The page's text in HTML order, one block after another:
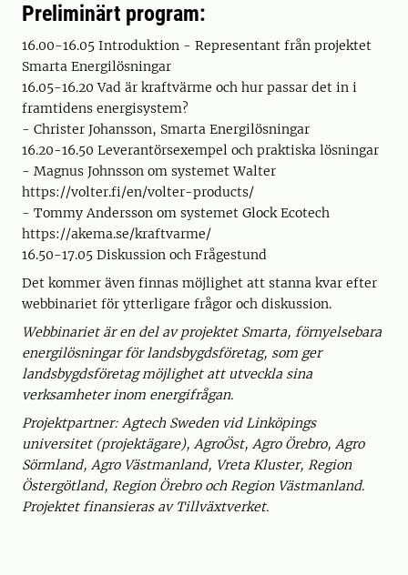
Preliminärt program:
16.00-16.05 Introduktion - Representant från projektet
Smarta Energilösningar
16.05-16.20 Vad är kraftvärme och hur passar det in i
framtidens energisystem?
- Christer Johansson, Smarta Energilösningar
16.20-16.50 Leverantörsexempel och praktiska lösningar
- Magnus Johnsson om systemet Walter
https://volter.fi/en/volter-products/
- Tommy Andersson om systemet Glock Ecotech
https://akema.se/kraftvarme/
16.50-17.05 Diskussion och Frågestund
Det kommer även finnas möjlighet att stanna kvar efter
webbinariet för ytterligare frågor och diskussion.
Webbinariet är en del av projektet Smarta, förnyelsebara
energilösningar för landsbygdsföretag, som ger
landsbygdsföretag möjlighet att utveckla sina
verksamheter inom energifrågan.
Projektpartner: Agtech Sweden vid Linköpings
universitet (projektägare), AgroÖst, Agro Örebro, Agro
Sörmland, Agro Västmanland, Vreta Kluster, Region
Östergötland, Region Örebro och Region Västmanland.
Projektet finansieras av Tillväxtverket.